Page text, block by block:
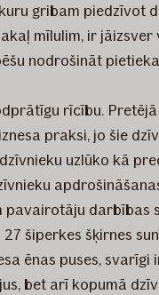
gribam piedzīvot
mīlulim, ir
nodrošināt
rīcību.
praksi, jo šie
uzlūko kā
darbības
šiperkes šķirnes
ēnas puses,
bet arī kopumā